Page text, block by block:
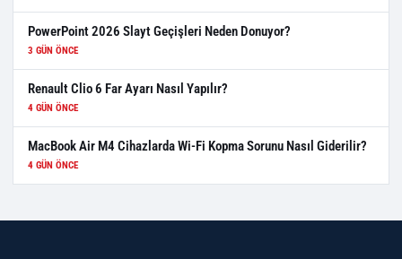
PowerPoint 2026 Slayt Geçişleri Neden Donuyor?
3 GÜN ÖNCE
Renault Clio 6 Far Ayarı Nasıl Yapılır?
4 GÜN ÖNCE
MacBook Air M4 Cihazlarda Wi-Fi Kopma Sorunu Nasıl Giderilir?
4 GÜN ÖNCE